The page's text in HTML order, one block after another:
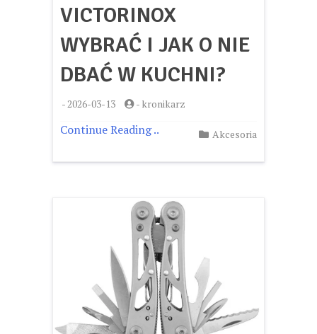
VICTORINOX
WYBRAĆ I JAK O NIE
DBAĆ W KUCHNI?
-2026-03-13 - kronikarz
Continue Reading .. Akcesoria